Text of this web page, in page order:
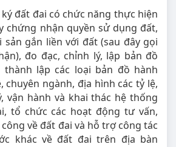
đất đai có chức năng thực hiện
chứng nhận quyền sử dụng đất,
sản gắn liền với đất (sau đây gọi
đo đạc, chỉnh lý, lập bản đồ
thành lập các loại bản đồ hành
chuyên ngành, địa hình các tỷ lệ,
vận hành và khai thác hệ thống
tổ chức các hoạt động tư vấn,
về đất đai và hỗ trợ công tác
khác về đất đai trên địa bàn